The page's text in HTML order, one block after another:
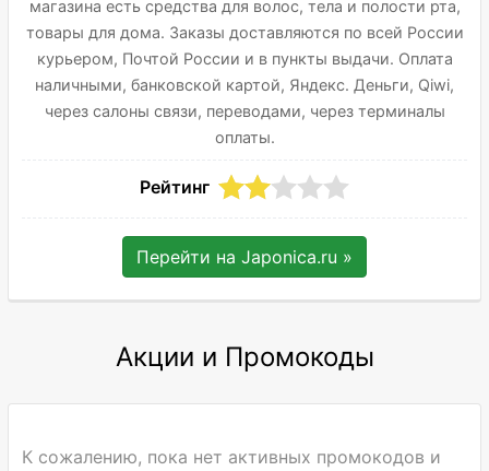
магазина есть средства для волос, тела и полости рта,
товары для дома. Заказы доставляются по всей России
курьером, Почтой России и в пункты выдачи. Оплата
наличными, банковской картой, Яндекс. Деньги, Qiwi,
через салоны связи, переводами, через терминалы
оплаты.
Рейтинг
Перейти на Japonica.ru »
Акции и Промокоды
К сожалению, пока нет активных промокодов и